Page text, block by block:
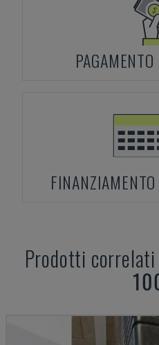
Prodotti correlati